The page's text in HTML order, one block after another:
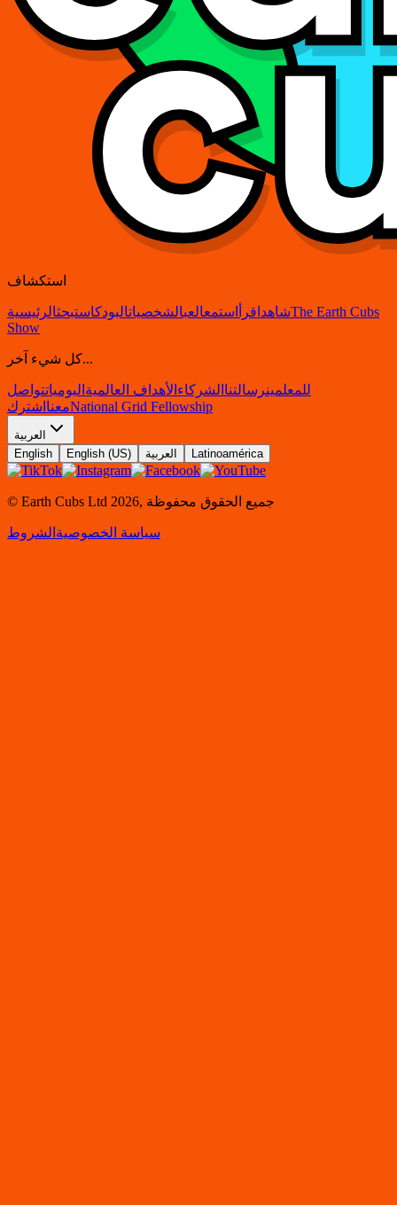
استكشاف
شاهد اقرأ استمعالعبالشخصياتالبودكاستبحثالرئيسية
The Earth Cubs
Show
كل شيء آخر...
للمعلمينرسالتنا الشركاء الأهداف العالمية اليومياتتواصل
معنا اشترك National Grid Fellowship
العربية
English
English (US) العربية Latinoamérica
© Earth Cubs Ltd 2026, جميع الحقوق محفوظة
سياسة الخصوصية الشروط